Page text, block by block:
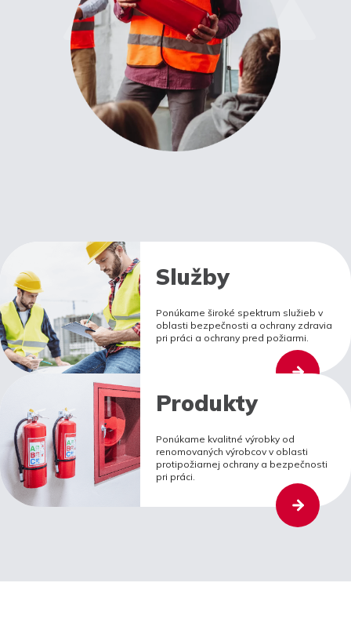
Služby
Ponúkame široké spektrum služieb v
oblasti bezpečnosti a ochrany zdravia
pri práci a ochrany pred požiarmi.
Produkty
Ponúkame kvalitné výrobky od
renomovaných výrobcov v oblasti
protipožiarnej ochrany a bezpečnosti
pri práci.